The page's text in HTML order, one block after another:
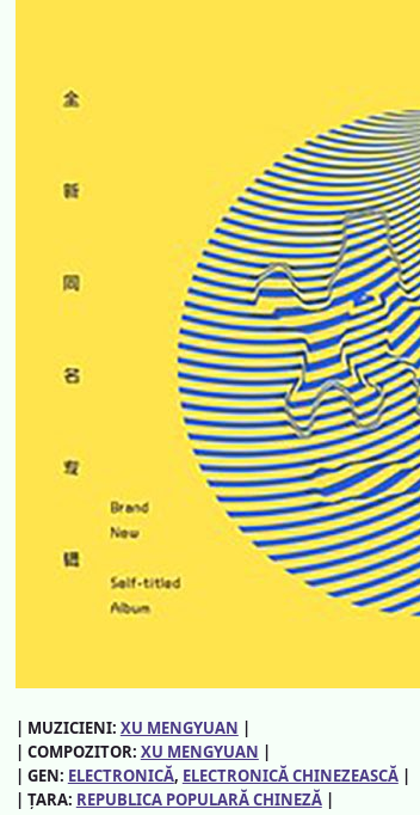
| MUZICIENI: XU MENGYUAN |
| COMPOZITOR: XU MENGYUAN |
| GEN: ELECTRONICĂ, ELECTRONICĂ CHINEZEASCĂ|
| ȚARA: REPUBLICA POPULARĂ CHINEZĂ|